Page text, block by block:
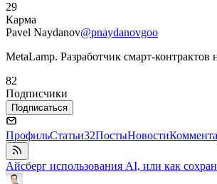
29
Карма
Pavel Naydanov@pnaydanovgoo
MetaLamp. Разработчик смарт-контрактов
82
Подписчики
Подписаться
ПрофильСтатьи32ПостыНовости
Айсберг использования AI, или как